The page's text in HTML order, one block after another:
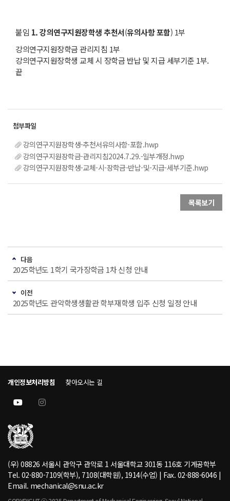
붙임 1.강의연구지원장학생 추천서(유의사항 포함) 1부
강의연구지원장학금 관리지침 1부
강의연구지원장학생 교체 시 장학금 반납 및 지급 세부기준 1부.
끝
강의연구지원장학생-추천서유의사항-포함.hwp
강의연구지원장학금-관리지침2024.7.29.-일부개정.hwp
강의연구지원장학생-교체-시-장학금-반납-및-지급-세부기준.hwp
목록보기
다음
2025학년도 1학기 국가장학금 1차 신청 안내
이전
2025학년도 관악학생생활관 학부재학생 입주 신청 일정 안내
개인정보처리방침 찾아오시는 길
(우) 08826 서울시 관악구 관악로 1 서울대학교 301동 116호 기계공학부
Tel. 02-880-7109(학부), 7108(대학원), 1914(수업) | Fax. 02-888-6046 |
Email. mechanical@snu.ac.kr